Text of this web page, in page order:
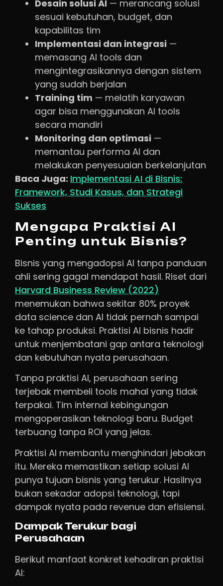
Desain solusi AI — merancang solusi
sesuai kebutuhan, budget, dan
kapabilitas tim
Implementasi dan integrasi —
memasang AI tools dan
mengintegrasikannya dengan sistem
yang sudah berjalan
Training tim — melatih karyawan
agar bisa menggunakan AI tools
secara mandiri
Monitoring dan optimasi —
memantau performa AI dan
melakukan penyesuaian berkelanjutan
Baca Juga: Implementasi AI di Bisnis:
Framework, Studi Kasus, dan Strategi
Sukses
Mengapa Praktisi AI
Penting untuk Bisnis?
Bisnis yang mengadopsi AI tanpa panduan
ahli sering gagal mendapat hasil. Riset dari
Harvard Business Review (2022)
menemukan bahwa sekitar 80% proyek
data science dan AI tidak pernah sampai
ke tahap produksi. Praktisi AI bisnis hadir
untuk menjembatani gap antara teknologi
dan kebutuhan nyata perusahaan.
Tanpa praktisi AI, perusahaan sering
terjebak membeli tools mahal yang tidak
terpakai. Tim internal kebingungan
mengoperasikan teknologi baru. Budget
terbuang tanpa ROI yang jelas.
Praktisi AI membantu menghindari jebakan
itu. Mereka memastikan setiap solusi AI
punya tujuan bisnis yang terukur. Hasilnya
bukan sekadar adopsi teknologi, tapi
dampak nyata pada revenue dan efisiensi.
Dampak Terukur bagi
Perusahaan
Berikut manfaat konkret kehadiran praktisi
AI: